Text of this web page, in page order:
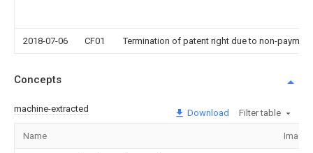
2018-07-06 CF01 Termination of patent right due to non-
Concepts
machine-extracted Download Filter table
Name Image